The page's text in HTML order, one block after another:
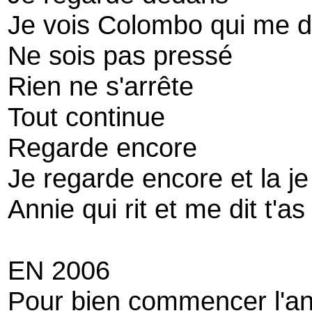
Je vois Colombo qui me
Ne sois pas pressé
Rien ne s'arrête
Tout continue
Regarde encore
Je regarde encore et la
Annie qui rit et me dit
EN 2006
Pour bien commencer